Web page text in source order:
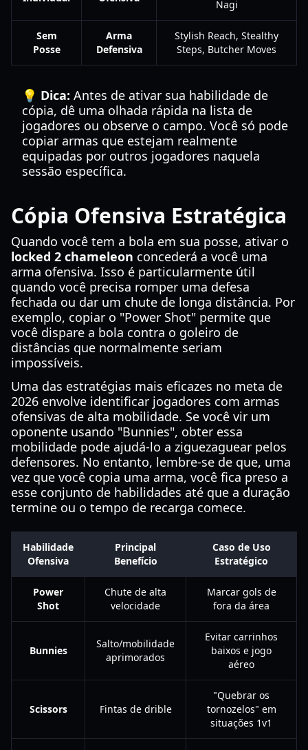
Nagi
Sem
Posse
Arma
Defensiva
Stylish Reach, Stealthy
Steps, Butcher Moves
💡 Dica: Antes de ativar sua habilidade de
cópia, dê uma olhada rápida na lista de
jogadores ou observe o campo. Você só pode
copiar armas que estejam realmente
equipadas por outros jogadores naquela
sessão específica.
Cópia Ofensiva Estratégica
Quando você tem a bola em sua posse, ativar o
locked 2 chameleon concederá a você uma
arma ofensiva. Isso é particularmente útil
quando você precisa romper uma defesa
fechada ou dar um chute de longa distância. Por
exemplo, copiar o "Power Shot" permite que
você dispare a bola contra o goleiro de
distâncias que normalmente seriam
impossíveis.
Uma das estratégias mais eficazes no meta de
2026 envolve identificar jogadores com armas
ofensivas de alta mobilidade. Se você vir um
oponente usando "Bunnies", obter essa
mobilidade pode ajudá-lo a ziguezaguear pelos
defensores. No entanto, lembre-se de que, uma
vez que você copia uma arma, você fica preso a
esse conjunto de habilidades até que a duração
termine ou o tempo de recarga comece.
Habilidade
Ofensiva
Principal
Benefício
Caso de Uso
Estratégico
Power
Shot
Chute de alta
velocidade
Marcar gols de
fora da área
Bunnies
Salto/mobilidade
aprimorados
Evitar carrinhos
baixos e jogo
aéreo
Scissors Fintas de drible
"Quebrar os
tornozelos" em
situações 1v1